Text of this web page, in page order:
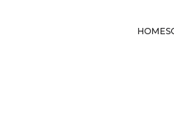
HOME